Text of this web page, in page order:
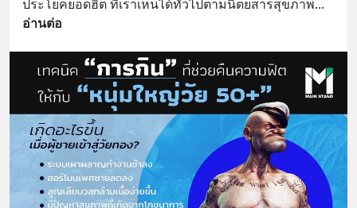
ประโยคยอดฮิต ที่เราเห็นได้ทั่วไปตามนิตยสารสุขภาพ
อ่านต่อ